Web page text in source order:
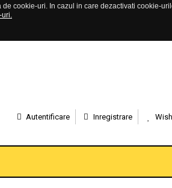
cookie-uri. In cazul in care dezactivati cookie-
uri.
Autentificare Inregistrare